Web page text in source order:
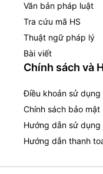
Văn bản pháp luật
Tra cứu mã HS
Thuật ngữ pháp lý
Bài viết
Chính sách và
Điều khoản sử dụng
Chính sách bảo mật
Hướng dẫn sử dụng
Hướng dẫn thanh